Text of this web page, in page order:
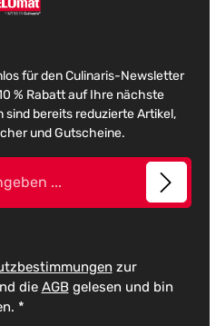
für den Culinaris-Newsletter
% Rabatt auf Ihre nächste
sind bereits reduzierte Artikel,
und Gutscheine.
zur
die AGBgelesen und bin
*